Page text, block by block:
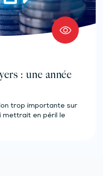
: une année
trop importante sur
mettrait en péril le